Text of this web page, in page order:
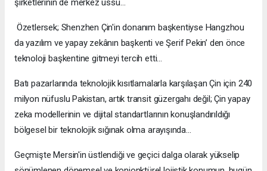
şirketlerinin de merkez üssü…
Özetlersek; Shenzhen Çin'in donanım başkentiyse Hangzhou
da yazılım ve yapay zekânın başkenti ve Şerif Pekin’ den önce
teknoloji başkentine gitmeyi tercih etti…
Batı pazarlarında teknolojik kısıtlamalarla karşılaşan Çin için 240
milyon nüfuslu Pakistan, artık transit güzergahı değil; Çin yapay
zeka modellerinin ve dijital standartlarının konuşlandırıldığı
bölgesel bir teknolojik sığınak olma arayışında…
Geçmişte Mersin'in üstlendiği ve geçici dalga olarak yükselip